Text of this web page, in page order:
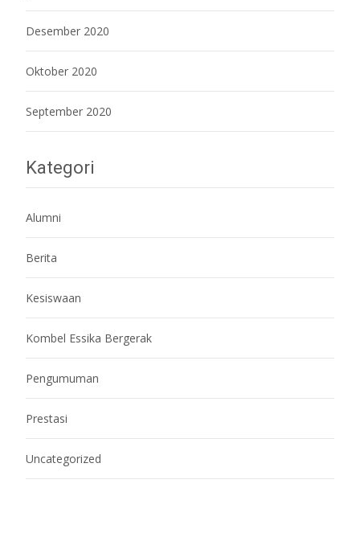
Desember 2020
Oktober 2020
September 2020
Kategori
Alumni
Berita
Kesiswaan
Kombel Essika Bergerak
Pengumuman
Prestasi
Uncategorized